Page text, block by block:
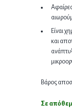
Είναι
και
Βάρος
Σε